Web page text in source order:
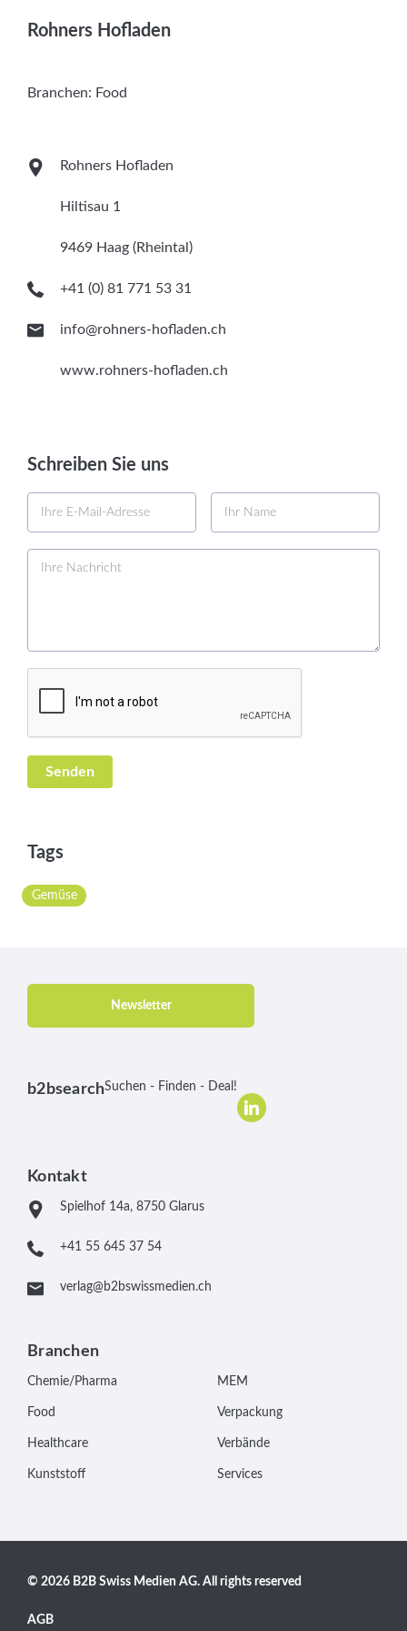
Rohners Hofladen
Branchen: Food
Rohners Hofladen
Hiltisau 1
9469 Haag (Rheintal)
+41 (0) 81 771 53 31
info@rohners-hofladen.ch
www.rohners-hofladen.ch
Schreiben Sie uns
Tags
Gemüse
Newsletter
b2bsearchSuchen - Finden - Deal!
Kontakt
Spielhof 14a, 8750 Glarus
+41 55 645 37 54
verlag@b2bswissmedien.ch
Branchen
Chemie/Pharma
Food
Healthcare
Kunststoff
MEM
Verpackung
Verbände
Services
© 2026 B2B Swiss Medien AG. All rights reserved
AGB